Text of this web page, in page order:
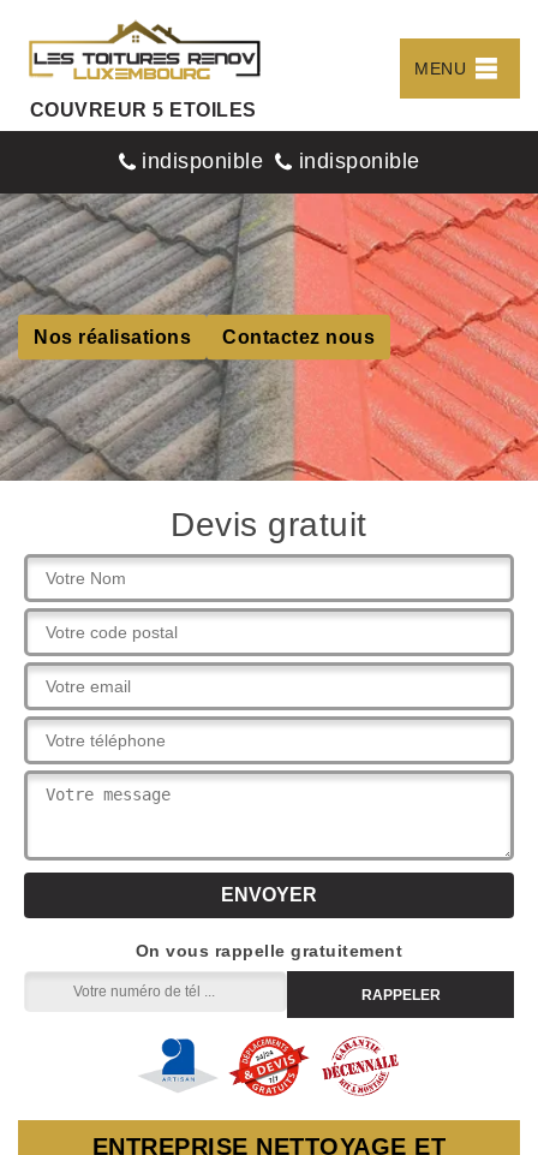
COUVREUR 5 ETOILES
MENU
indisponible indisponible
Nos réalisations Contactez nous
Devis gratuit
On vous rappelle gratuitement
ENTREPRISE NETTOYAGE ET